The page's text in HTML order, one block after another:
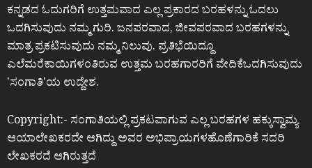
ಕನ್ನಡದ ಓದುಗರಿಗೆ ಉತ್ತಮವಾದ ಎಲ್ಲ ಪ್ರಕಾರದ ಬರಹಳನ್ನು ಓದಲು
ಒದಗಿಸುವುದು ನಮ್ಮ ಗುರಿ. ಜನಪರವಾದ, ಜೀವಪರವಾದ ಬರಹಗಳನ್ನು
ಮಾತ್ರ ಪ್ರಕಟಿಸುವುದು ನಮ್ಮ ನಿಲುವು. ಪ್ರತಿಭೆಯಿದ್ದೂ
ಎಲೆಮರೆಕಾಯಿಗಳಂತಿರುವ ಉತ್ತಮ ಬರಹಗಾರರಿಗೆ ವೇದಿಕೆಒದಗಿಸುವುದು
ʼಸಂಗಾತಿʼಯ ಉದ್ದೇಶ.
Copyright:- ಸಂಗಾತಿಯಲ್ಲಿ ಪ್ರಕಟವಾಗುವ ಎಲ್ಲ ಬರಹಗಳ ಹಕ್ಕುಸ್ವಾಮ್ಯ
ಆಯಾಲೇಖಕರದೇ ಆಗಿದ್ದು ಅವರ ಅಭಿಪ್ರಾಯಗಳಹೊಣೆಗಾರಿಕೆ ಸದರಿ
ಲೇಖಕರದೆ ಆಗಿರುತ್ತದೆ